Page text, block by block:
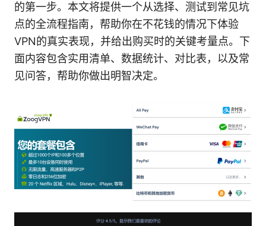
的第一步。本文将提供一个从选择、测试到常见坑
点的全流程指南，帮助你在不花钱的情况下体验
VPN的真实表现，并给出购买时的关键考量点。下
面内容包含实用清单、数据统计、对比表，以及常
见问答，帮助你做出明智决定。